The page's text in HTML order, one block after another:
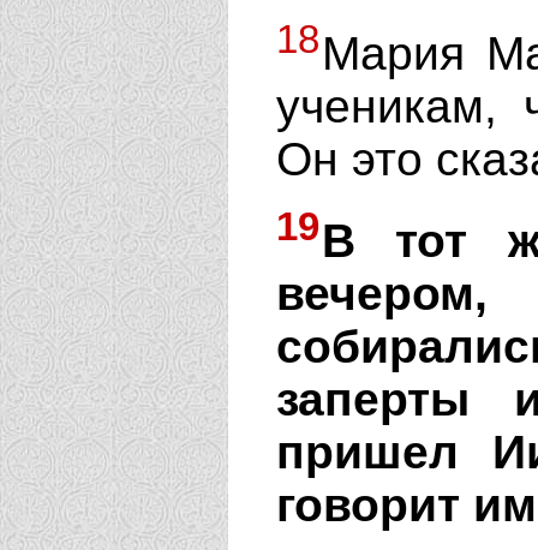
18Мария
ученикам,
Он это
19В тот
заперты
пришел
говорит